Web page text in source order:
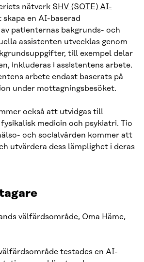
nätverk SHV (SOTE) AI-
en AI-baserad
patienternas bakgrunds- och
assistenten utvecklas genom
till exempel delar
inkluderas i assistentens arbete.
arbete endast baserats på
under mottagningsbesöket.
också att utvidgas till
medicin och psykiatri. Tio
och socialvården kommer att
utvärdera dess lämplighet i deras
välfärdsområde, Oma Häme,
testades en AI-